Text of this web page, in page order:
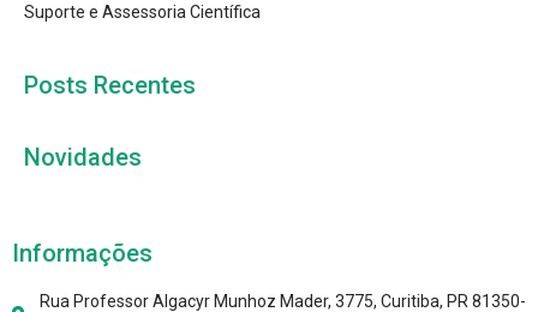
Suporte e Assessoria Científica
Posts Recentes
Novidades
Informações
Rua Professor Algacyr Munhoz Mader, 3775, Curitiba, PR 81350-